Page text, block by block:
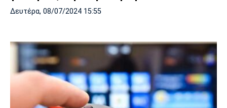
Δευτέρα, 08/07/2024 15:55